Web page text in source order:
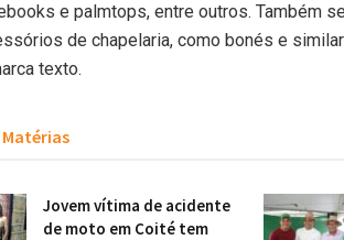
e palmtops, entre outros. Também
de chapelaria, como bonés e
texto.
Matérias
Jovem vítima de acidente
de moto em Coité tem